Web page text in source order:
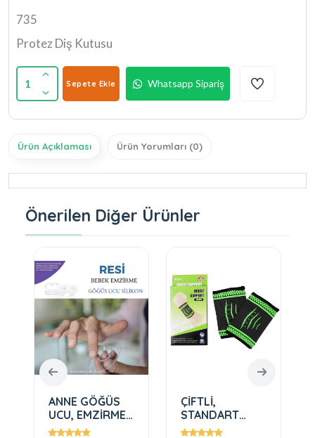
735
Protez Diş Kutusu
1 Sepete Ekle Whatsapp Sipariş
Ürün Açıklaması Ürün Yorumları (0)
Önerilen Diğer Ürünler
ANNE GÖĞÜS
UCU, EMZİRME
SİLİKONU
ÇİFTLİ,
STANDART
EBAT, DÜZ